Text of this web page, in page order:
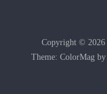
Copyright © 2026
Theme: ColorMag by